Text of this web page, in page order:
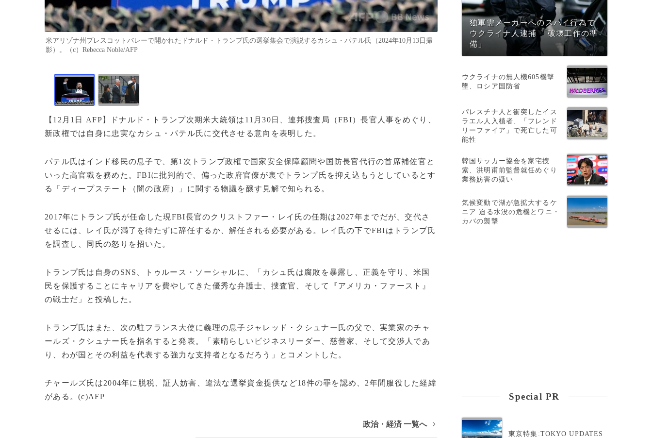
米アリゾナ州プレスコットバレーで開かれたドナルド・トランプ氏の選挙集会で演説するカシュ・パテル氏（2024年10月13日撮
影）。（c）Rebecca Noble/AFP
【12月1日 AFP】ドナルド・トランプ次期米大統領は11月30日、連邦捜査局（FBI）長官人事をめぐり、
新政権では自身に忠実なカシュ・パテル氏に交代させる意向を表明した。
パテル氏はインド移民の息子で、第1次トランプ政権で国家安全保障顧問や国防長官代行の首席補佐官と
いった高官職を務めた。FBIに批判的で、偏った政府官僚が裏でトランプ氏を抑え込もうとしているとす
る「ディープステート（闇の政府）」に関する物議を醸す見解で知られる。
2017年にトランプ氏が任命した現FBI長官のクリストファー・レイ氏の任期は2027年までだが、交代さ
せるには、レイ氏が満了を待たずに辞任するか、解任される必要がある。レイ氏の下でFBIはトランプ氏
を調査し、同氏の怒りを招いた。
トランプ氏は自身のSNS、トゥルース・ソーシャルに、「カシュ氏は腐敗を暴露し、正義を守り、米国
民を保護することにキャリアを費やしてきた優秀な弁護士、捜査官、そして『アメリカ・ファースト』
の戦士だ」と投稿した。
トランプ氏はまた、次の駐フランス大使に義理の息子ジャレッド・クシュナー氏の父で、実業家のチャ
ールズ・クシュナー氏を指名すると発表。「素晴らしいビジネスリーダー、慈善家、そして交渉人であ
り、わが国とその利益を代表する強力な支持者となるだろう」とコメントした。
チャールズ氏は2004年に脱税、証人妨害、違法な選挙資金提供など18件の罪を認め、2年間服役した経緯
がある。(c)AFP
政治・経済 一覧へ >
独軍需メーカーへのスパイ行為で
ウクライナ人逮捕 「破壊工作の準
備」
ウクライナの無人機605機撃
墜、ロシア国防省
パレスチナ人と衝突したイス
ラエル人入植者、「フレンド
リーファイア」で死亡した可
能性
韓国サッカー協会を家宅捜
索、洪明甫前監督就任めぐり
業務妨害の疑い
気候変動で湖が急拡大するケ
ニア 迫る水没の危機とワニ・
カバの襲撃
Special PR
東京特集:TOKYO UPDATES